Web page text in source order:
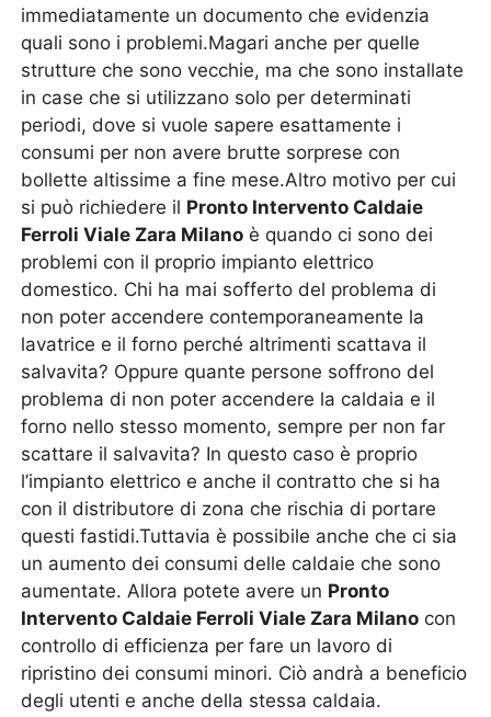
immediatamente un documento che evidenzia
quali sono i problemi.Magari anche per quelle
strutture che sono vecchie, ma che sono installate
in case che si utilizzano solo per determinati
periodi, dove si vuole sapere esattamente i
consumi per non avere brutte sorprese con
bollette altissime a fine mese.Altro motivo per cui
si può richiedere il Pronto Intervento Caldaie
Ferroli Viale Zara Milano è quando ci sono dei
problemi con il proprio impianto elettrico
domestico. Chi ha mai sofferto del problema di
non poter accendere contemporaneamente la
lavatrice e il forno perché altrimenti scattava il
salvavita? Oppure quante persone soffrono del
problema di non poter accendere la caldaia e il
forno nello stesso momento, sempre per non far
scattare il salvavita? In questo caso è proprio
l’impianto elettrico e anche il contratto che si ha
con il distributore di zona che rischia di portare
questi fastidi.Tuttavia è possibile anche che ci sia
un aumento dei consumi delle caldaie che sono
aumentate. Allora potete avere un Pronto
Intervento Caldaie Ferroli Viale Zara Milano con
controllo di efficienza per fare un lavoro di
ripristino dei consumi minori. Ciò andrà a beneficio
degli utenti e anche della stessa caldaia.